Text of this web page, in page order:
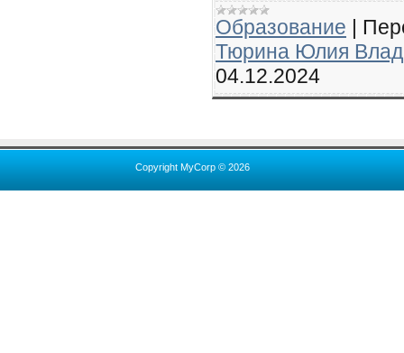
Образование
Тюрина Юлия
04.12.2024
Copyright MyCorp © 2026